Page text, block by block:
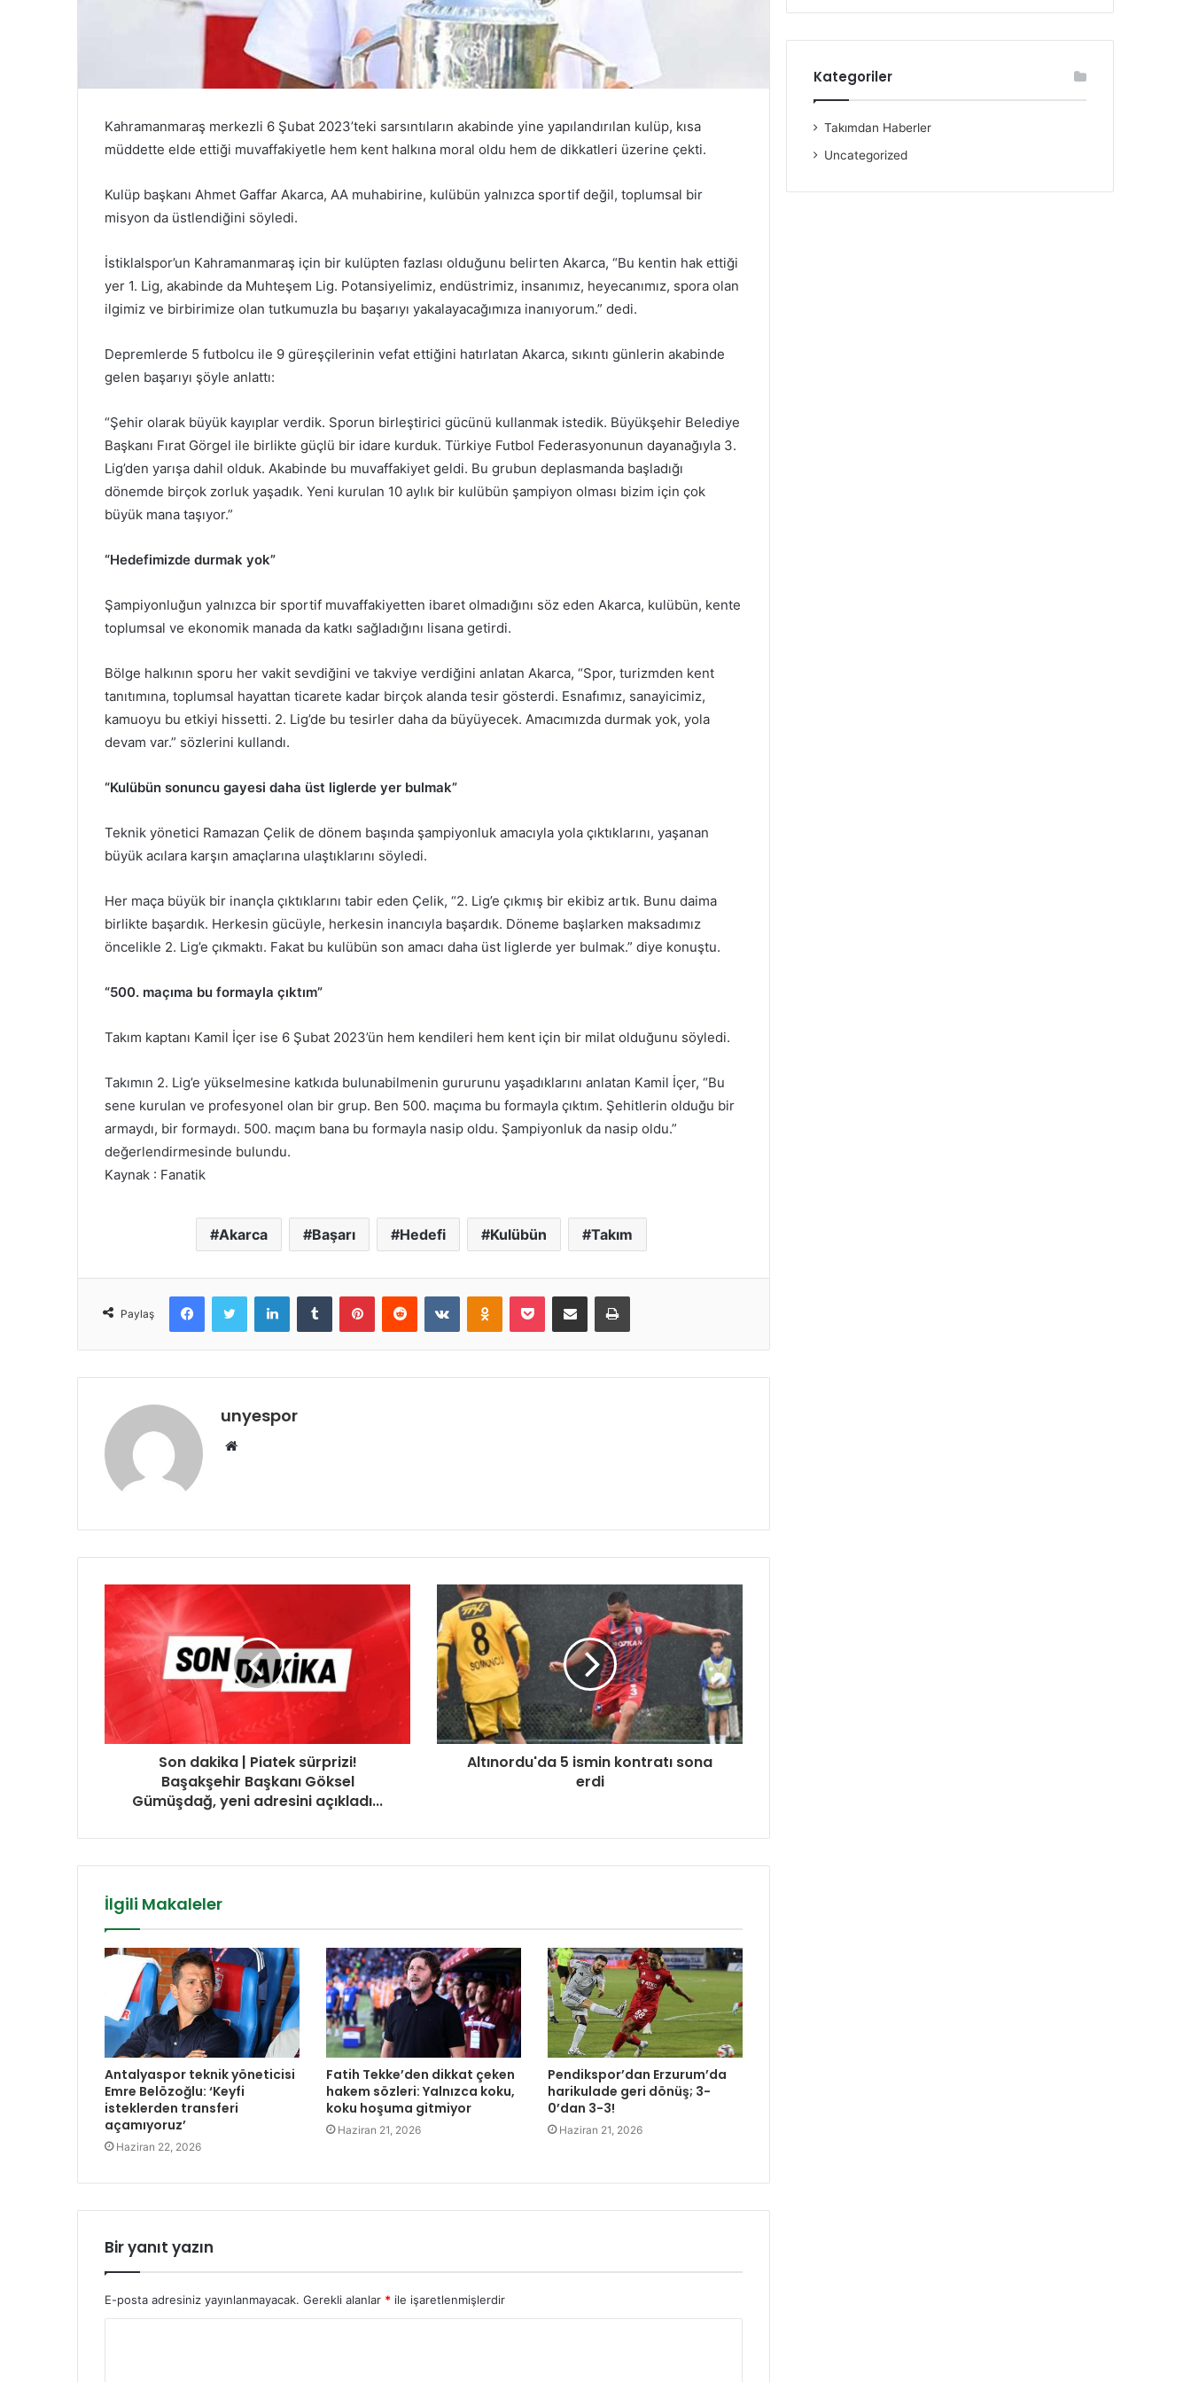
Kahramanmaraş merkezli 6 Şubat 2023’teki sarsıntıların akabinde yine yapılandırılan kulüp, kısa
müddette elde ettiği muvaffakiyetle hem kent halkına moral oldu hem de dikkatleri üzerine çekti.
Kulüp başkanı Ahmet Gaffar Akarca, AA muhabirine, kulübün yalnızca sportif değil, toplumsal bir
misyon da üstlendiğini söyledi.
İstiklalspor’un Kahramanmaraş için bir kulüpten fazlası olduğunu belirten Akarca, “Bu kentin hak ettiği
yer 1. Lig, akabinde da Muhteşem Lig. Potansiyelimiz, endüstrimiz, insanımız, heyecanımız, spora olan
ilgimiz ve birbirimize olan tutkumuzla bu başarıyı yakalayacağımıza inanıyorum.” dedi.
Depremlerde 5 futbolcu ile 9 güreşçilerinin vefat ettiğini hatırlatan Akarca, sıkıntı günlerin akabinde
gelen başarıyı şöyle anlattı:
“Şehir olarak büyük kayıplar verdik. Sporun birleştirici gücünü kullanmak istedik. Büyükşehir Belediye
Başkanı Fırat Görgel ile birlikte güçlü bir idare kurduk. Türkiye Futbol Federasyonunun dayanağıyla 3.
Lig’den yarışa dahil olduk. Akabinde bu muvaffakiyet geldi. Bu grubun deplasmanda başladığı
dönemde birçok zorluk yaşadık. Yeni kurulan 10 aylık bir kulübün şampiyon olması bizim için çok
büyük mana taşıyor.”
“Hedefimizde durmak yok”
Şampiyonluğun yalnızca bir sportif muvaffakiyetten ibaret olmadığını söz eden Akarca, kulübün, kente
toplumsal ve ekonomik manada da katkı sağladığını lisana getirdi.
Bölge halkının sporu her vakit sevdiğini ve takviye verdiğini anlatan Akarca, “Spor, turizmden kent
tanıtımına, toplumsal hayattan ticarete kadar birçok alanda tesir gösterdi. Esnafımız, sanayicimiz,
kamuoyu bu etkiyi hissetti. 2. Lig’de bu tesirler daha da büyüyecek. Amacımızda durmak yok, yola
devam var.” sözlerini kullandı.
“Kulübün sonuncu gayesi daha üst liglerde yer bulmak”
Teknik yönetici Ramazan Çelik de dönem başında şampiyonluk amacıyla yola çıktıklarını, yaşanan
büyük acılara karşın amaçlarına ulaştıklarını söyledi.
Her maça büyük bir inançla çıktıklarını tabir eden Çelik, “2. Lig’e çıkmış bir ekibiz artık. Bunu daima
birlikte başardık. Herkesin gücüyle, herkesin inancıyla başardık. Döneme başlarken maksadımız
öncelikle 2. Lig’e çıkmaktı. Fakat bu kulübün son amacı daha üst liglerde yer bulmak.” diye konuştu.
“500. maçıma bu formayla çıktım”
Takım kaptanı Kamil İçer ise 6 Şubat 2023’ün hem kendileri hem kent için bir milat olduğunu söyledi.
Takımın 2. Lig’e yükselmesine katkıda bulunabilmenin gururunu yaşadıklarını anlatan Kamil İçer, “Bu
sene kurulan ve profesyonel olan bir grup. Ben 500. maçıma bu formayla çıktım. Şehitlerin olduğu bir
armaydı, bir formaydı. 500. maçım bana bu formayla nasip oldu. Şampiyonluk da nasip oldu.”
değerlendirmesinde bulundu.
Kaynak : Fanatik
Akarca Başarı Hedefi Kulübün Takım
Paylaş
FacebookTwitter LinkedInTumblr PinterestReddit VKontakteOdnoklassniki
Pocket E-Posta ile paylaş Yazdır
unyespor
Web
Son dakika | Piatek sürprizi!
Başakşehir Başkanı Göksel
Gümüşdağ, yeni adresini açıkladı...
Altınordu'da 5 ismin kontratı sona
erdi
İlgili Makaleler
Antalyaspor teknik yöneticisi
Emre Belözoğlu: ‘Keyfi
isteklerden transferi
açamıyoruz’
Haziran 22, 2026
Fatih Tekke’den dikkat çeken
hakem sözleri: Yalnızca koku,
koku hoşuma gitmiyor
Haziran 21, 2026
Pendikspor’dan Erzurum’da
harikulade geri dönüş; 3-
0’dan 3-3!
Haziran 21, 2026
Bir yanıt yazın
E-posta adresiniz yayınlanmayacak. Gerekli alanlar * ile işaretlenmişlerdir
Kategoriler
Takımdan Haberler
Uncategorized